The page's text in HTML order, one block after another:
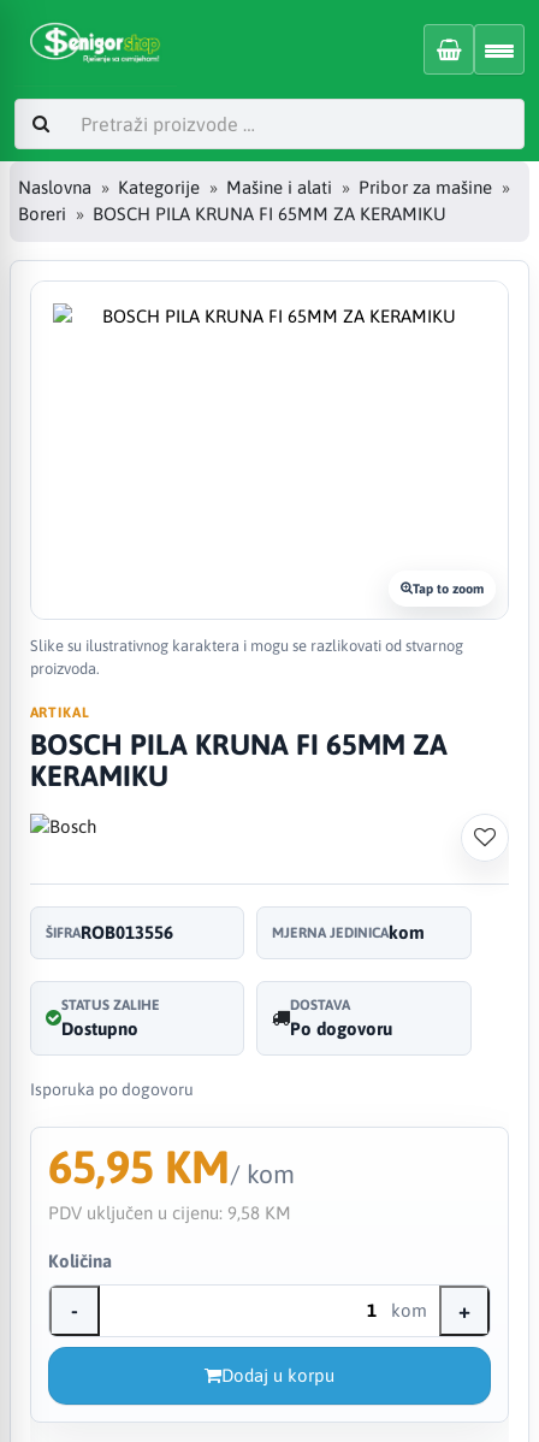
Naslovna Kategorije Mašine i alati
Pribor za mašine
Boreri
BOSCH PILA KRUNA FI 65MM ZA KERAMIKU
Tap to zoom
Slike su ilustrativnog karaktera i mogu se razlikovati od stvarnog
proizvoda.
ARTIKAL
BOSCH PILA KRUNA FI 65MM ZA
KERAMIKU
ŠIFRAROB013556 MJERNA JEDINICAkom
STATUS ZALIHE
Dostupno
DOSTAVA
Po dogovoru
Isporuka po dogovoru
65,95 KM/ kom
PDV uključen u cijenu: 9,58 KM
Količina
- kom +
Dodaj u korpu